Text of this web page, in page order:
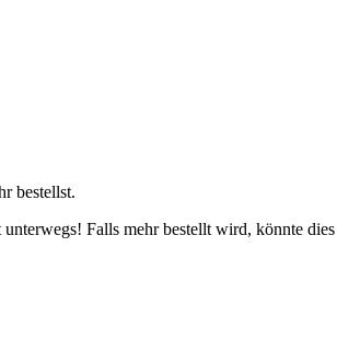
bestellst.
Falls mehr bestellt wird, könnte